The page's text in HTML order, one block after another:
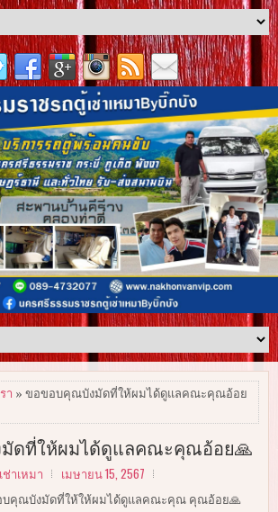
า » ขอขอบคุณบังมัดที่ให้ผมได้ดูแลคณะคุณอ้อย
ดที่ให้ผมได้ดูแลคณะคุณอ้อย🙏
าเหมา เมษายน 15, 2567
บคุณบังมัดที่ให้ให้ผมได้ดูแลคณะคุณ คุณอ้อย🙏